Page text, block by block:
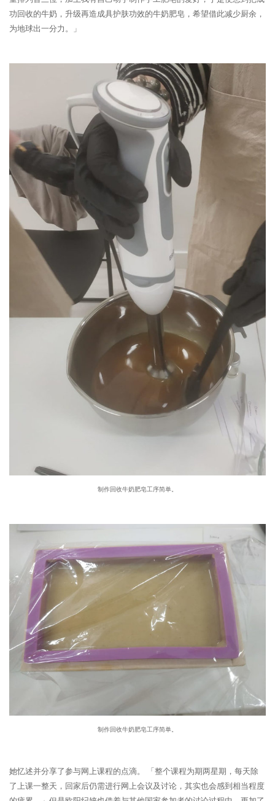
功回收的牛奶，升级再造成具护肤功效的牛奶肥皂，希望借此减少厨余，
为地球出一分力。」
制作回收牛奶肥皂工序简单。
制作回收牛奶肥皂工序简单。
她忆述并分享了参与网上课程的点滴。 「整个课程为期两星期，每天除
了上课一整天，回家后仍需进行网上会议及讨论，其实也会感到相当程度